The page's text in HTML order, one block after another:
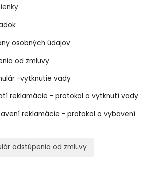
osobných údajov
od zmluvy
-vytknutie vady
reklamácie - protokol o vytknutí vady
reklamácie - protokol o vybavení
odstúpenia od zmluvy